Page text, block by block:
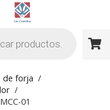
de forja /
/
01